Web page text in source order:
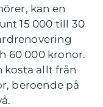
kan en
15 000 till 30
60 000 kronor.
kosta allt från
beroende på